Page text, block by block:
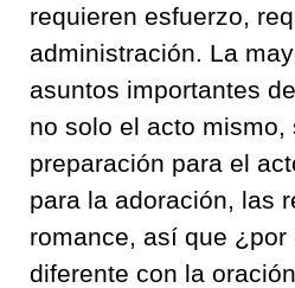
requieren esfuerzo,
administración. La
asuntos importantes
no solo el acto mismo,
preparación para el
para la adoración, las
romance, así que
diferente con la